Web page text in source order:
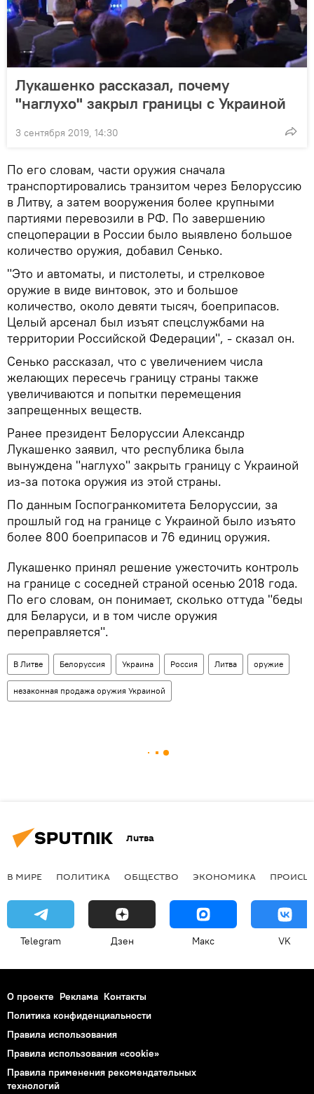
Лукашенко рассказал, почему
"наглухо" закрыл границы с Украиной
3 сентября 2019, 14:30
По его словам, части оружия сначала
транспортировались транзитом через Белоруссию
в Литву, а затем вооружения более крупными
партиями перевозили в РФ. По завершению
спецоперации в России было выявлено большое
количество оружия, добавил Сенько.
"Это и автоматы, и пистолеты, и стрелковое
оружие в виде винтовок, это и большое
количество, около девяти тысяч, боеприпасов.
Целый арсенал был изъят спецслужбами на
территории Российской Федерации", - сказал он.
Сенько рассказал, что с увеличением числа
желающих пересечь границу страны также
увеличиваются и попытки перемещения
запрещенных веществ.
Ранее президент Белоруссии Александр
Лукашенко заявил, что республика была
вынуждена "наглухо" закрыть границу с Украиной
из-за потока оружия из этой страны.
По данным Госпогранкомитета Белоруссии, за
прошлый год на границе с Украиной было изъято
более 800 боеприпасов и 76 единиц оружия.
Лукашенко принял решение ужесточить контроль
на границе с соседней страной осенью 2018 года.
По его словам, он понимает, сколько оттуда "беды
для Беларуси, и в том числе оружия
переправляется".
В Литве Белоруссия Украина Россия Литва оружие
незаконная продажа оружия Украиной
Литва
В МИРЕ ПОЛИТИКА ОБЩЕСТВО ЭКОНОМИКА
Telegram Дзен Макс VK
О проекте Реклама Контакты
Политика конфиденциальности
Правила использования
Правила использования «cookie»
Правила применения рекомендательных
технологий